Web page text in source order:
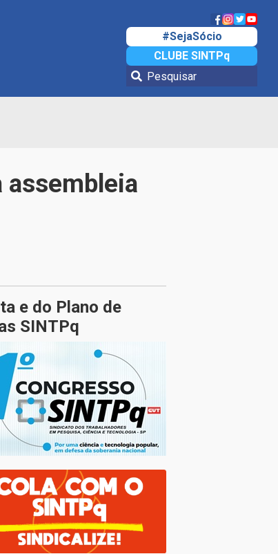
#SejaSócio
CLUBE SINTPq
assembleia
e do Plano de
SINTPq